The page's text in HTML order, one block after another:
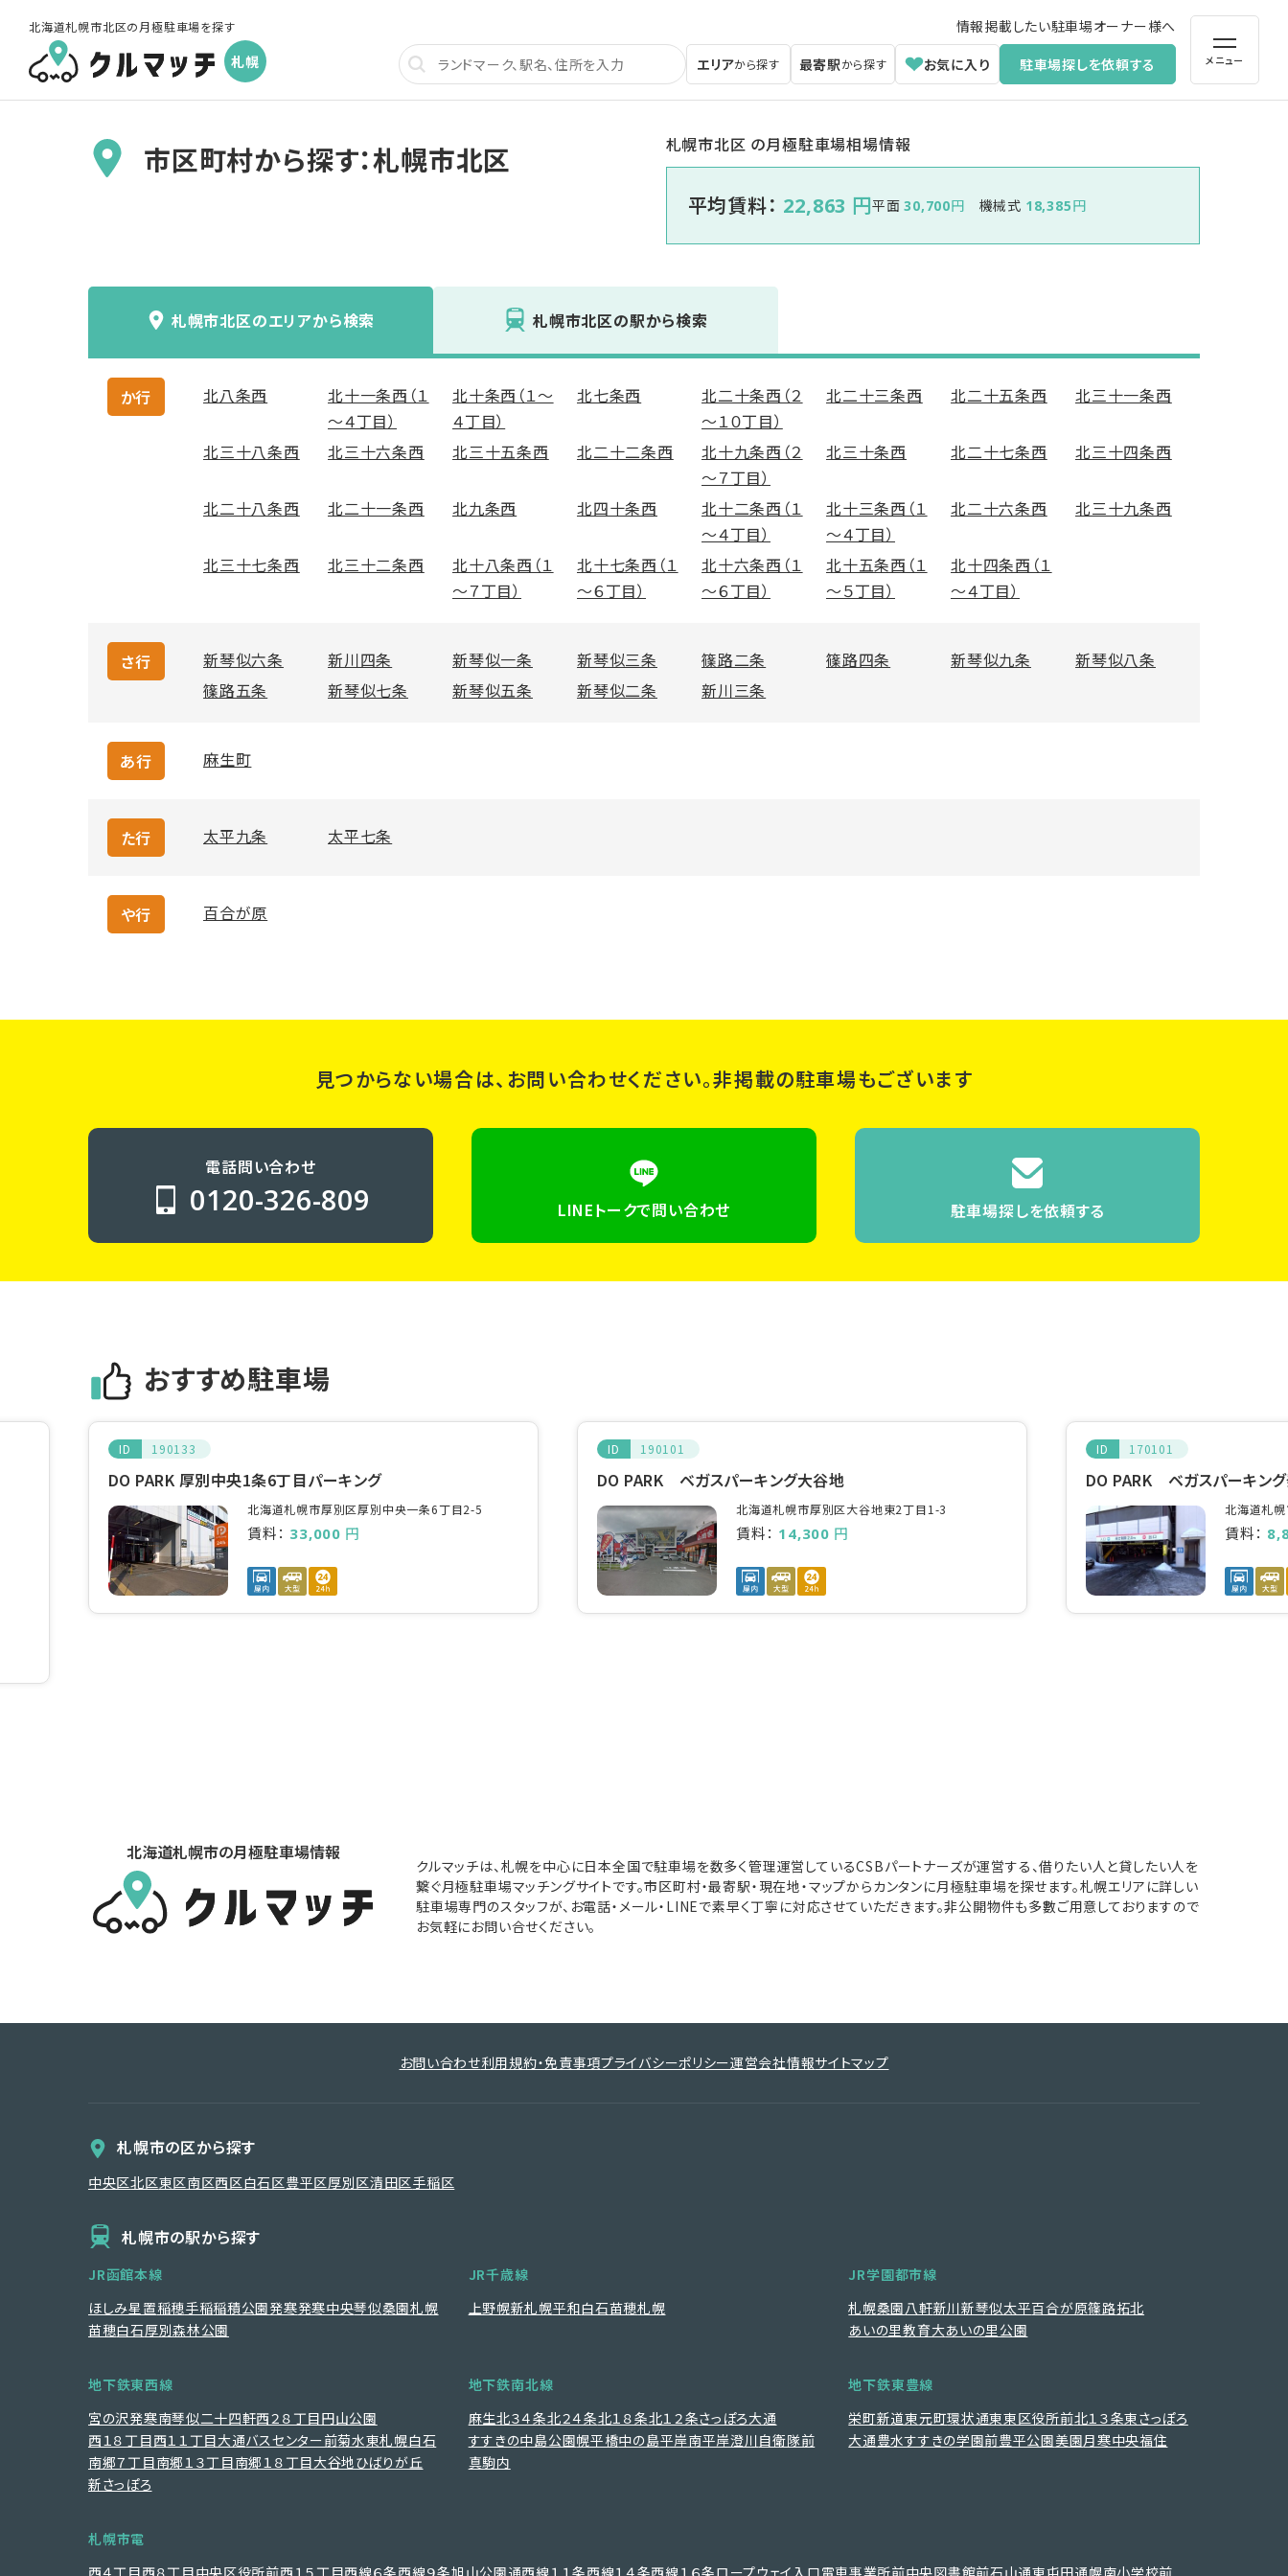
北海道札幌市北区の月極駐車場を探す
札幌
情報掲載したい駐車場オーナー様へ
エリアから探す 最寄駅から探す お気に入り 駐車場探しを依頼する メニュー
市区町村から探す：札幌市北区 札幌市北区 の月極駐車場相場情報
平均賃料： 22,863 円平面30,700円 機械式 18,385円
札幌市北区のエリアから検索 札幌市北区の駅から検索
か行 北八条西
北十一条西（１
～４丁目）
北十条西（１～
４丁目）
北七条西
北二十条西（２
～１０丁目）
北二十三条西 北二十五条西 北三十一条西
北三十八条西 北三十六条西 北三十五条西 北二十二条西
北十九条西（２
～７丁目）
北三十条西 北二十七条西 北三十四条西
北二十八条西 北二十一条西 北九条西 北四十条西
北十二条西（１
～４丁目）
北十三条西（１
～４丁目）
北二十六条西 北三十九条西
北三十七条西 北三十二条西
北十八条西（１
～７丁目）
北十七条西（１
～６丁目）
北十六条西（１
～６丁目）
北十五条西（１
～５丁目）
北十四条西（１
～４丁目）
さ行 新琴似六条 新川四条 新琴似一条 新琴似三条 篠路二条 篠路四条 新琴似九条
新琴似八条
篠路五条
新琴似七条 新琴似五条 新琴似二条 新川三条
あ行 麻生町
た行 太平九条 太平七条
や行 百合が原
見つからない場合は、お問い合わせください。非掲載の駐車場もございます
電話問い合わせ
0120-326-809 LINEトークで問い合わせ 駐車場探しを依頼する
おすすめ駐車場
ID 190133
DO PARK 厚別中央1条6丁目パーキング
北海道札幌市厚別区厚別中央一条6丁目2-5
賃料： 33,000 円
ID 190101
DO PARK ベガスパーキング大谷地
北海道札幌市厚別区大谷地東2丁目1-3
賃料： 14,300 円
ID 170101
DO PARK ベガスパーキン
北海道札
賃料：
北海道札幌市の月極駐車場情報
クルマッチは、札幌を中心に日本全国で駐車場を数多く管理運営しているCSBパートナーズが運営する、借りたい人と貸したい人を
繋ぐ月極駐車場マッチングサイトです。市区町村・最寄駅・現在地・マップからカンタンに月極駐車場を探せます。札幌エリアに詳しい
駐車場専門のスタッフが、お電話・メール・LINEで素早く丁寧に対応させていただきます。非公開物件も多數ご用意しておりますので
お気軽にお問い合せください。
お問い合わせ利用規約・免責事項プライバシーポリシー運営会社情報サイトマップ
札幌市の区から探す
中央区北区東区南区西区白石区豊平区厚別区清田区手稲区
札幌市の駅から探す
JR函館本線
ほしみ星置稲穂手稲稲積公園発寒発寒中央琴似桑園札幌
苗穂白石厚別森林公園
JR千歳線
上野幌新札幌平和白石苗穂札幌
JR学園都市線
札幌桑園 八軒新川新琴似太平百合が原篠路拓北
あいの里教育大あいの里公園
地下鉄東西線
宮の沢発寒南琴似二十四軒西２８丁目円山公園
西１８丁目西１１丁目大通バスセンター前菊水東札幌白石
南郷７丁目南郷１３丁目南郷１８丁目大谷地ひばりが丘
新さっぽろ
地下鉄南北線
麻生北３４条北２４条北１８条北１２条さっぽろ大通
すすきの中島公園幌平橋中の島平岸南平岸澄川 自衛隊前
真駒内
地下鉄東豊線
栄町新道東元町環状通東東区役所前北１３条東さっぽろ
大通豊水すすきの学園前豊平公園美園月寒中央福住
札幌市電
西４丁目西８丁目中央区役所前西１５丁目西線６条西線９条旭山公園通西線１１条西線１４条西線１６条ロープウェイ入口電車事業所前中央図書館前石山通東屯田通幌南小学校前